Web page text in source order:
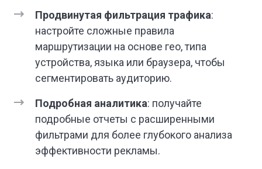
Продвинутая фильтрация трафика:
настройте сложные правила
маршрутизации на основе гео, типа
устройства, языка или браузера, чтобы
сегментировать аудиторию.
Подробная аналитика: получайте
подробные отчеты с расширенными
фильтрами для более глубокого анализа
эффективности рекламы.